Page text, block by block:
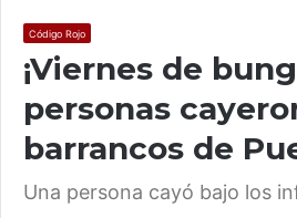
Código Rojo
¡Viernes de
personas
barrancos de
Una persona cayó bajo los